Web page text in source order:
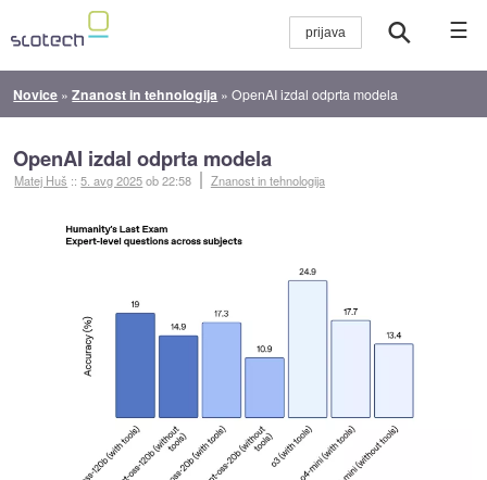
☰
Novice »Znanost in tehnologija »OpenAI izdal odprta modela
OpenAI izdal odprta modela
Matej Huš ::5. avg 2025ob 22:58 Znanost in tehnologija